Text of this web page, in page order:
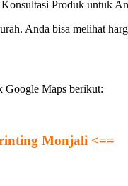
Produk untuk
Anda bisa melihat
Google Maps berikut:
Monjali <==